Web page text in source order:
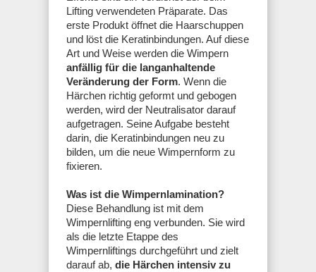
Lifting verwendeten Präparate. Das
erste Produkt öffnet die Haarschuppen
und löst die Keratinbindungen. Auf diese
Art und Weise werden die Wimpern
anfällig für die langanhaltende
Veränderung der Form. Wenn die
Härchen richtig geformt und gebogen
werden, wird der Neutralisator darauf
aufgetragen. Seine Aufgabe besteht
darin, die Keratinbindungen neu zu
bilden, um die neue Wimpernform zu
fixieren.
Was ist die Wimpernlamination?
Diese Behandlung ist mit dem
Wimpernlifting eng verbunden. Sie wird
als die letzte Etappe des
Wimpernliftings durchgeführt und zielt
darauf ab, die Härchen intensiv zu